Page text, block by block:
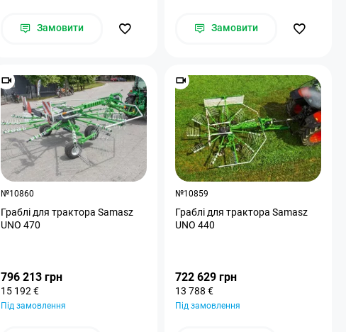
Замовити Замовити
№10860
Граблі для трактора Samasz
UNO 470
796 213 грн
15 192 €
Під замовлення
№10859
Граблі для трактора Samasz
UNO 440
722 629 грн
13 788 €
Під замовлення